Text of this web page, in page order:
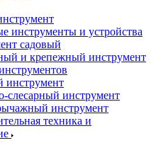
инструменты и устройства
садовый
и крепежный инструмент
инструмент
слесарный инструмент
инструмент
техника и